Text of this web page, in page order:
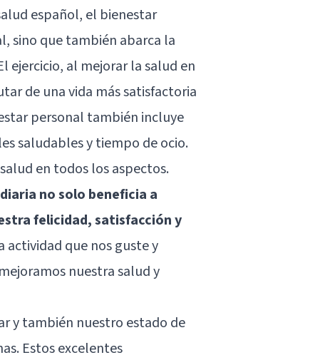
español, el bienestar
sino que también abarca la
ejercicio, al mejorar la salud en
de una vida más satisfactoria
personal también incluye
saludables y tiempo de ocio.
en todos los aspectos.
no solo beneficia a
felicidad, satisfacción y
actividad que nos guste y
nuestra salud y
y también nuestro estado de
Estos excelentes